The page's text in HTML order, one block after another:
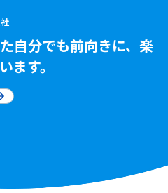
自分でも前向きに、楽
ます。